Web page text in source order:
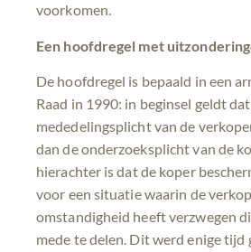
voorkomen.
Een hoofdregel met
De hoofdregel is bepaald in een
Raad in 1990: in beginsel geldt
mededelingsplicht van de
dan de onderzoeksplicht van de
hierachter is dat de koper
voor een situatie waarin de
omstandigheid heeft verzwegen
mede te delen. Dit werd enige tijd